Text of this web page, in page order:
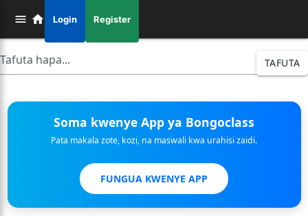
Login Register
TAFUTA
Soma kwenye App ya Bongoclass
Pata makala zote, kozi, na maswali kwa urahisi zaidi.
FUNGUA KWENYE APP